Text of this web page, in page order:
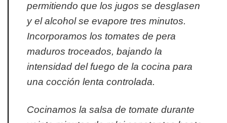
permitiendo que los jugos se desglasen
y el alcohol se evapore tres minutos.
Incorporamos los tomates de pera
maduros troceados, bajando la
intensidad del fuego de la cocina para
una cocción lenta controlada.
Cocinamos la salsa de tomate durante